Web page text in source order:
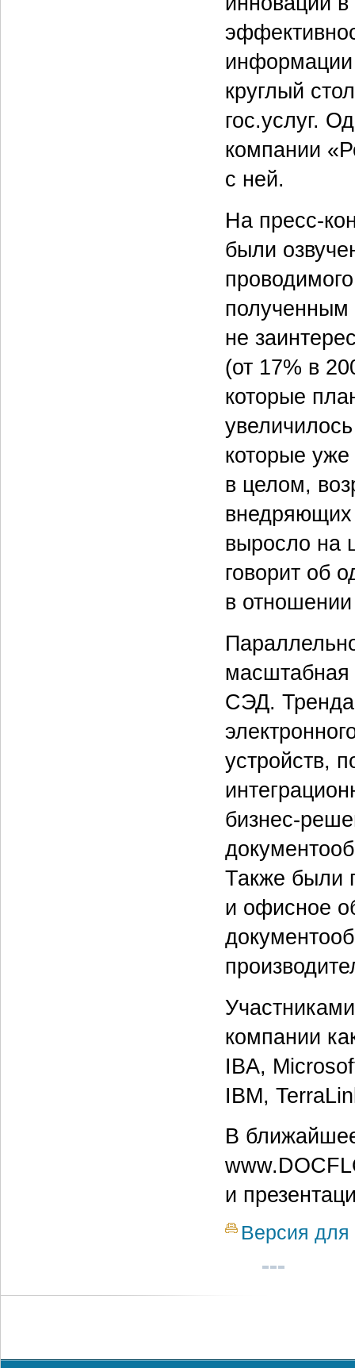
информации
круглый
гос.услуг.
компании
с ней.
На пресс-
были
не
(от 17% в
которые
которые
в целом,
внедряющих
выросло на
говорит об
в
масштабная
СЭД.
устройств,
бизнес-
Также были
и офисное
компании
IBA,
IBM,
В
и
Версия для